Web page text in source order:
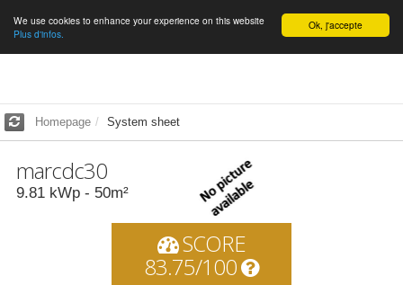
English Ok, j'accepte
We use cookies to enhance your experience on this website
Plus d'infos.
Homepage System sheet
marcdc30
9.81 kWp - 50m²
SCORE
83.75/100